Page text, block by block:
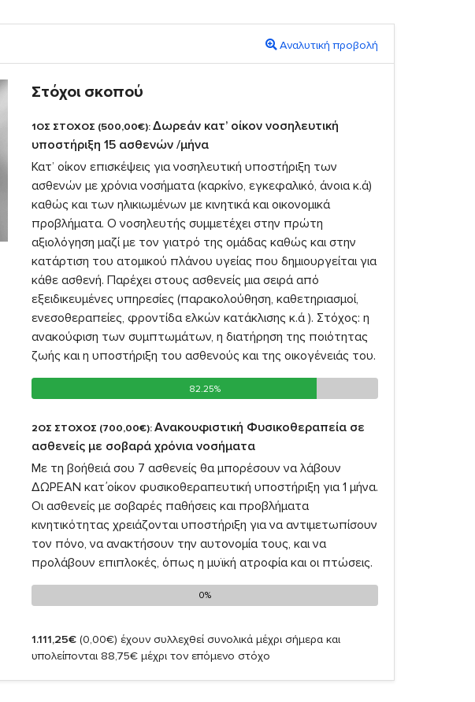
Αναλυτική προβολή
Στόχοι σκοπού
1ΟΣ ΣΤΟΧΟΣ (500,00€):Δωρεάν κατ’ οίκον νοσηλευτική
υποστήριξη 15 ασθενών /μήνα
Κατ’ οίκον επισκέψεις για νοσηλευτική υποστήριξη των
ασθενών με χρόνια νοσήματα (καρκίνο, εγκεφαλικό, άνοια κ.ά)
καθώς και των ηλικιωμένων με κινητικά και οικονομικά
προβλήματα. Ο νοσηλευτής συμμετέχει στην πρώτη
αξιολόγηση μαζί με τον γιατρό της ομάδας καθώς και στην
κατάρτιση του ατομικού πλάνου υγείας που δημιουργείται για
κάθε ασθενή. Παρέχει στους ασθενείς μια σειρά από
εξειδικευμένες υπηρεσίες (παρακολούθηση, καθετηριασμοί,
ενεσοθεραπείες, φροντίδα ελκών κατάκλισης κ.ά ). Στόχος: η
ανακούφιση των συμπτωμάτων, η διατήρηση της ποιότητας
ζωής και η υποστήριξη του ασθενούς και της οικογένειάς του.
82.25%
82.25%
2ΟΣ ΣΤΟΧΟΣ (700,00€):Ανακουφιστική Φυσικοθεραπεία σε
ασθενείς με σοβαρά χρόνια νοσήματα
Με τη βοήθειά σου 7 ασθενείς θα μπορέσουν να λάβουν
ΔΩΡΕΑΝ κατ΄οίκον φυσικοθεραπευτική υποστήριξη για 1 μήνα.
Οι ασθενείς με σοβαρές παθήσεις και προβλήματα
κινητικότητας χρειάζονται υποστήριξη για να αντιμετωπίσουν
τον πόνο, να ανακτήσουν την αυτονομία τους, και να
προλάβουν επιπλοκές, όπως η μυϊκή ατροφία και οι πτώσεις.
0%
0%
1.111,25€ (0,00€) έχουν συλλεχθεί συνολικά μέχρι σήμερα και
υπολείπονται 88,75€ μέχρι τον επόμενο στόχο